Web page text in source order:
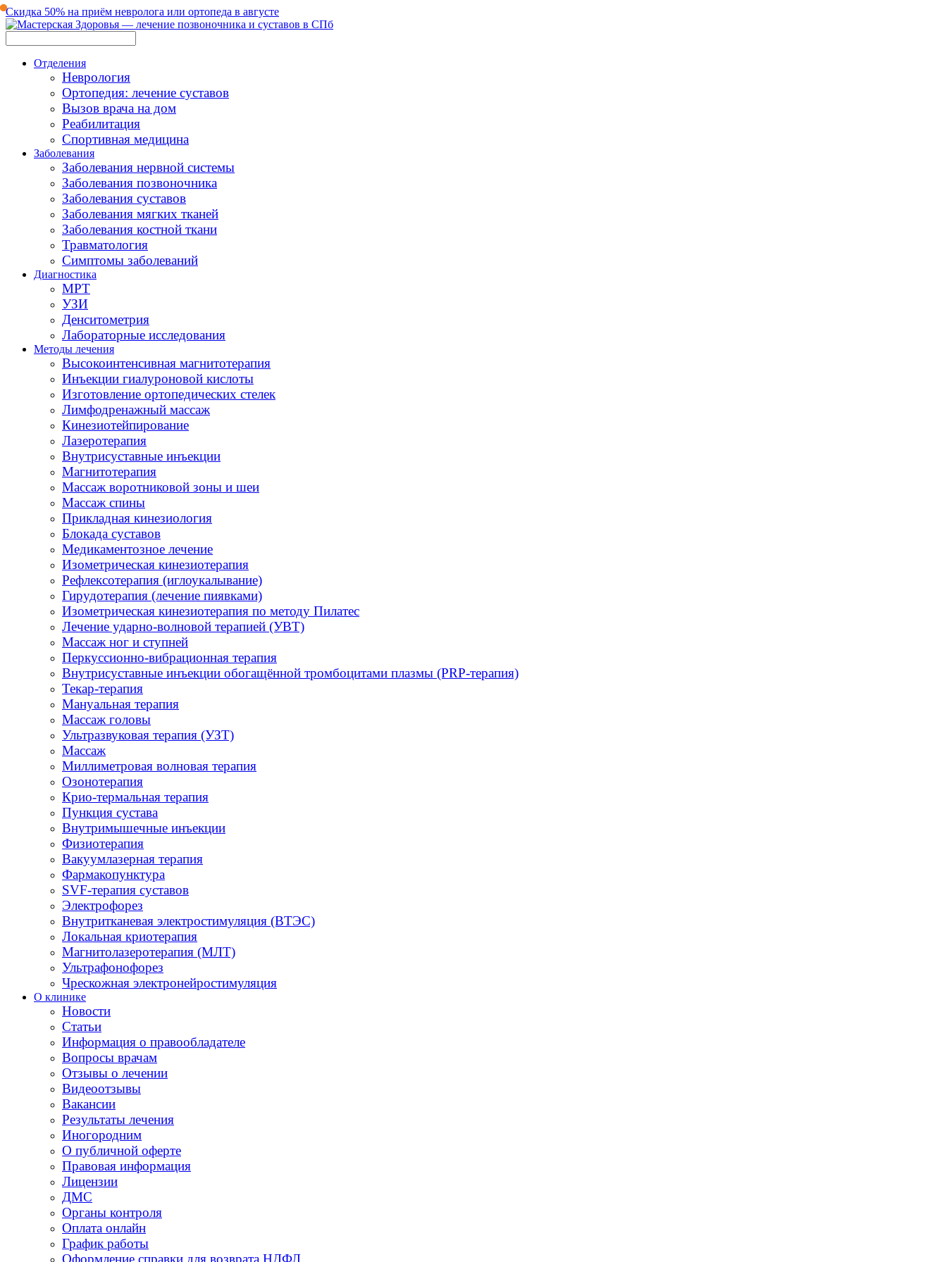
Скидка 50% на приём невролога или ортопеда в августе
Отделения
Неврология
Ортопедия: лечение суставов
Вызов врача на дом
Реабилитация
Спортивная медицина
Заболевания
Заболевания нервной системы
Заболевания позвоночника
Заболевания суставов
Заболевания мягких тканей
Заболевания костной ткани
Травматология
Симптомы заболеваний
Диагностика
МРТ
УЗИ
Денситометрия
Лабораторные исследования
Методы лечения
Высокоинтенсивная магнитотерапия
Инъекции гиалуроновой кислоты
Изготовление ортопедических стелек
Лимфодренажный массаж
Кинезиотейпирование
Лазеротерапия
Внутрисуставные инъекции
Магнитотерапия
Массаж воротниковой зоны и шеи
Массаж спины
Прикладная кинезиология
Блокада суставов
Медикаментозное лечение
Изометрическая кинезиотерапия
Рефлексотерапия (иглоукалывание)
Гирудотерапия (лечение пиявками)
Изометрическая кинезиотерапия по методу Пилатес
Лечение ударно-волновой терапией (УВТ)
Массаж ног и ступней
Перкуссионно-вибрационная терапия
Внутрисуставные инъекции обогащённой тромбоцитами плазмы (PRP-терапия)
Текар-терапия
Мануальная терапия
Массаж головы
Ультразвуковая терапия (УЗТ)
Массаж
Миллиметровая волновая терапия
Озонотерапия
Крио-термальная терапия
Пункция сустава
Внутримышечные инъекции
Физиотерапия
Вакуумлазерная терапия
Фармакопунктура
SVF-терапия суставов
Электрофорез
Внутритканевая электростимуляция (ВТЭС)
Локальная криотерапия
Магнитолазеротерапия (МЛТ)
Ультрафонофорез
Чрескожная электронейростимуляция
О клинике
Новости
Статьи
Информация о правообладателе
Вопросы врачам
Отзывы о лечении
Видеоотзывы
Вакансии
Результаты лечения
Иногородним
О публичной оферте
Правовая информация
Лицензии
ДМС
Органы контроля
Оплата онлайн
График работы
Оформление справки для возврата НДФЛ